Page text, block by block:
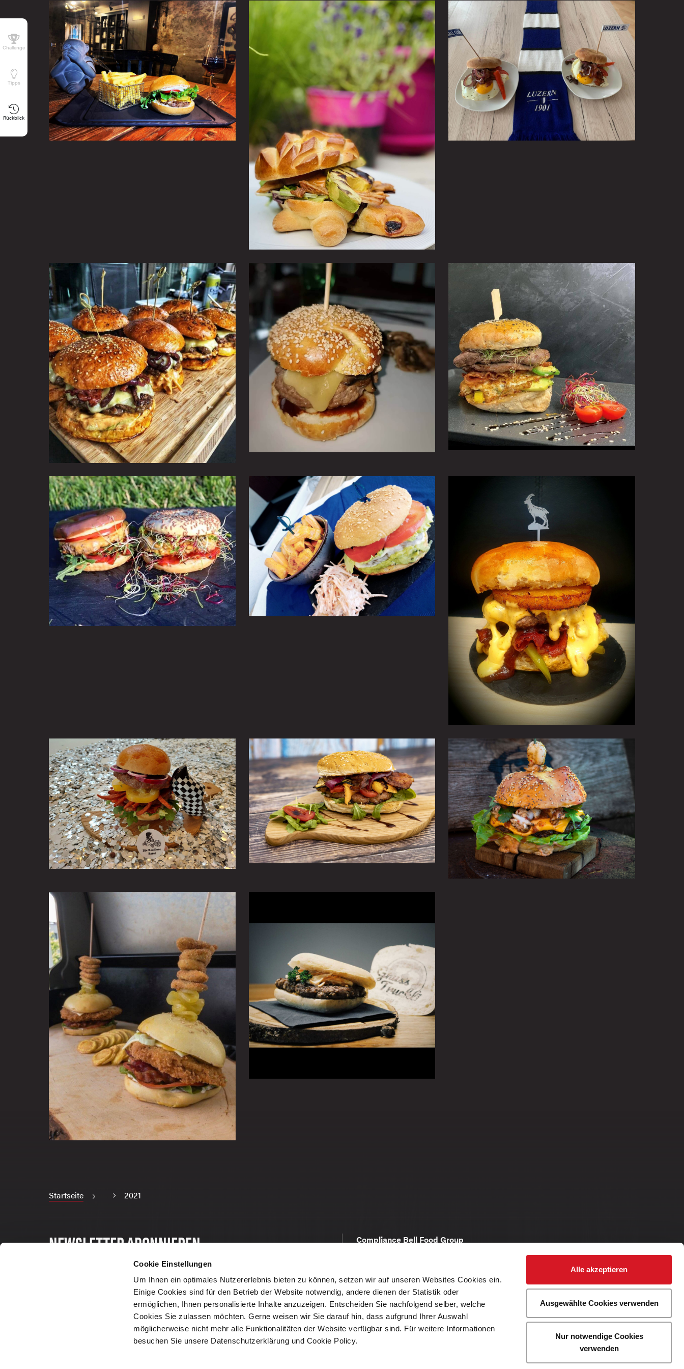
Cookie Einstellungen
Um Ihnen ein optimales Nutzererlebnis bieten zu können, setzen wir auf unseren Websites Cookies ein.
Einige Cookies sind für den Betrieb der Website notwendig, andere dienen der Statistik oder
ermöglichen, Ihnen personalisierte Inhalte anzuzeigen. Entscheiden Sie nachfolgend selber, welche
Cookies Sie zulassen möchten. Gerne weisen wir Sie darauf hin, dass aufgrund Ihrer Auswahl
möglicherweise nicht mehr alle Funktionalitäten der Website verfügbar sind. Für weitere Informationen
besuchen Sie unsere Datenschutzerklärung und Cookie Policy.
Alle akzeptieren
Ausgewählte Cookies verwenden
Nur notwendige Cookies
verwenden
Challenge
Tipps
Rückblick
Startseite 2021
NEWSLETTER ABONNIEREN
Compliance Bell Food Group
Impressum
Datenschutzerklärung
Cookie Richtlinien